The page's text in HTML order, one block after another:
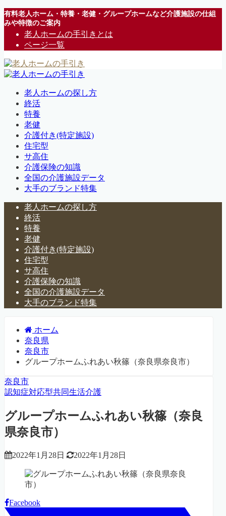
有料老人ホーム・特養・老健・グループホームなど介護施設の仕組
みや特徴のご案内
老人ホームの手引きとは
ページ一覧
老人ホームの探し方
終活
特養
老健
介護付き(特定施設)
住宅型
サ高住
介護保険の知識
全国の介護施設データ
大手のブランド特集
老人ホームの探し方
終活
特養
老健
介護付き(特定施設)
住宅型
サ高住
介護保険の知識
全国の介護施設データ
大手のブランド特集
ホーム
奈良県
奈良市
グループホームふれあい秋篠（奈良県奈良市）
奈良市
認知症対応型共同生活介護
グループホームふれあい秋篠（奈良
県奈良市）
2022年1月28日 2022年1月28日
Facebook